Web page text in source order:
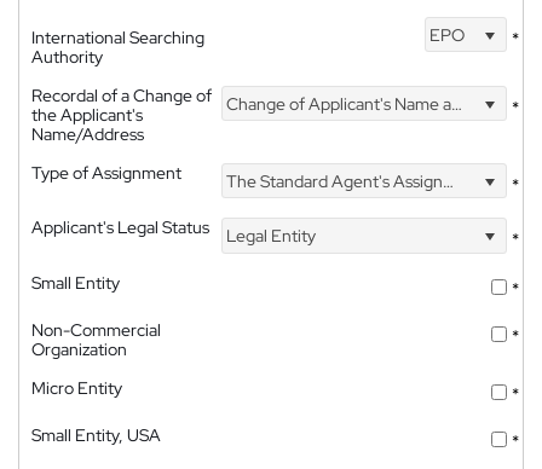
International Searching
Authority
EPO *
Recordal of a Change of
the Applicant's
Name/Address
Change of Applicant's Name and Address *
Type of Assignment The Standard Agent's Assignment
*
Applicant's Legal Status
Legal Entity
*
Small Entity
*
Non-Commercial
Organization
*
Micro Entity
*
Small Entity, USA
*